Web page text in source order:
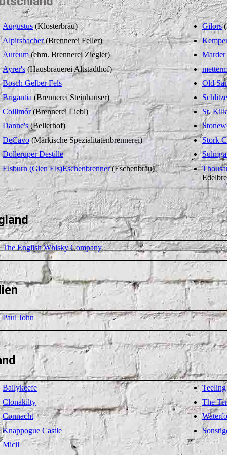
Augustus(Klosterbräu)
Alpirsbacher(Brennerei Feller)
Aureum(ehm. Brennerei Ziegler)
Ayrer's (Hausbrauerei Altstadthof)
Bosch Gelber Fels
Brigantia (Brennerei Steinhauser)
Coillmór(Brennerei Liebl)
Danne's(Bellerhof)
DeCavo (Märkische Spezialitätenbrennerei)
Dolleruper Destille
Elsburn (Glen Els)Eschenbrenner(Eschenbräu)
Gilors
Marder
Old
St.
Stork
The English Whisky Company
Paul John
Ballykeefe
Clonakilty
Connacht
Knappogue Castle
Micil
Teeling
The